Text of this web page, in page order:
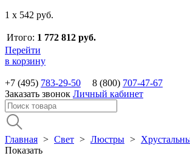
1 x 542 руб.
Итого: 1 772 812 руб.
Перейти
в корзину
+7 (495) 783-29-50 8 (800) 707-47-67
Заказать звонок Личный кабинет
Главная > Свет > Люстры >
Показать